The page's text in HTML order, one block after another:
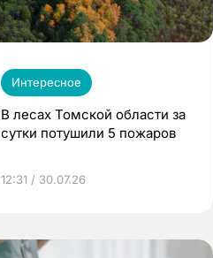
Интересное
В лесах Томской области за
сутки потушили 5 пожаров
12:31 / 30.07.26